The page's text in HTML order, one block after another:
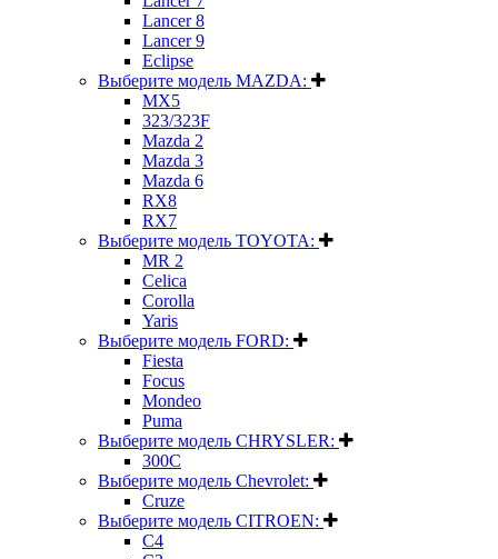
Lancer 8
Lancer 9
Eclipse
Выберите модель MAZDA:
MX5
323/323F
Mazda 2
Mazda 3
Mazda 6
RX8
RX7
Выберите модель TOYOTA:
MR 2
Celica
Corolla
Yaris
Выберите модель FORD:
Fiesta
Focus
Mondeo
Puma
Выберите модель CHRYSLER:
300C
Выберите модель Chevrolet:
Cruze
Выберите модель CITROEN:
C4